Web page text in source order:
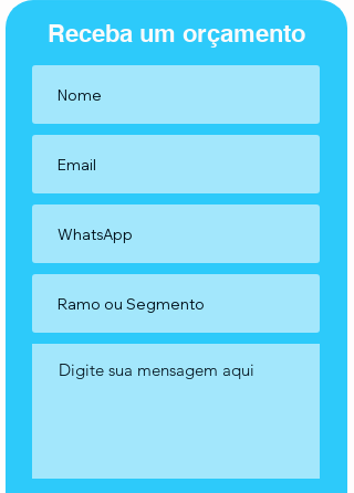
Receba um orçamento